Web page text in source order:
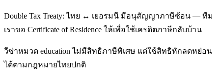
Double Tax Treaty: ไทย ↔ เยอรมนี มีอนุสัญญาภาษีซ้อน — ทีม
เราขอ Certificate of Residence ให้เพื่อใช้เครดิตภาษีกลับบ้าน
วีซ่าหมวด education ไม่มีสิทธิภาษีพิเศษ แต่ใช้สิทธิหักลดหย่อน
ได้ตามกฎหมายไทยปกติ